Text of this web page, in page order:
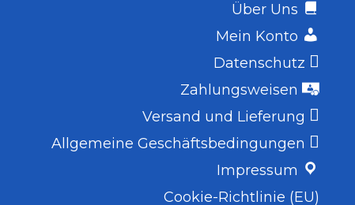
Über Uns
Mein Konto
Datenschutz
Zahlungsweisen
Versand und Lieferung
Allgemeine Geschäftsbedingungen
Impressum
Cookie-Richtlinie (EU)